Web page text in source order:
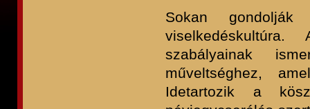
Sokan
szabályainak
műveltséghez,
Idetartozik a